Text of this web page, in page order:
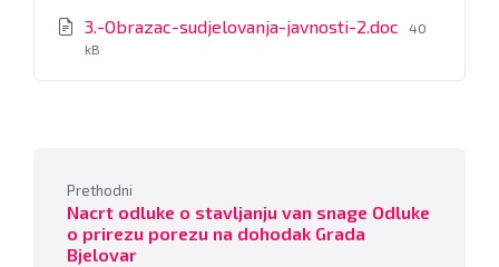
3.-Obrazac-sudjelovanja-javnosti-2.doc File
40
kB
Prethodni
Nacrt odluke o stavljanju van snage Odluke
o prirezu porezu na dohodak Grada
Bjelovar